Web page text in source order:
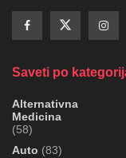
Saveti po
Alternativna
Medicina
(58)
Auto (83)